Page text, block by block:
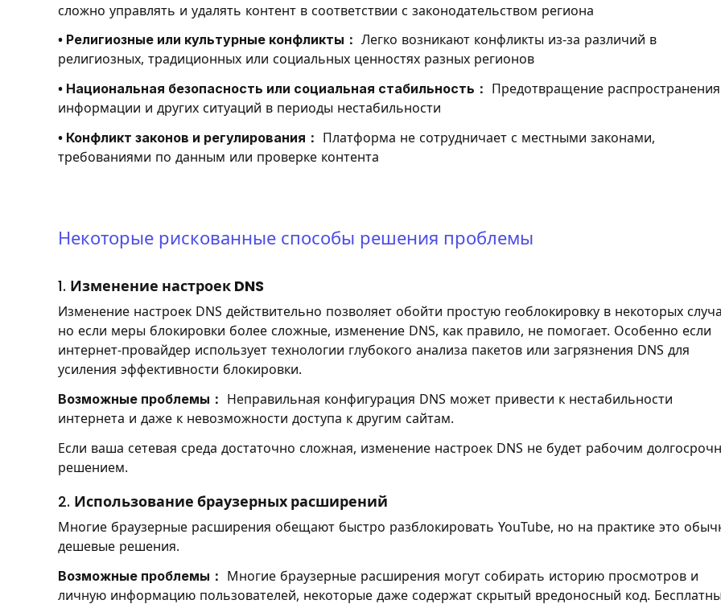
сложно управлять и удалять контент в соответствии с законодательством региона
• Религиозные или культурные конфликты： Легко возникают конфликты из-за различий в
религиозных, традиционных или социальных ценностях разных регионов
• Национальная безопасность или социальная стабильность： Предотвращение распространения
информации и других ситуаций в периоды нестабильности
• Конфликт законов и регулирования： Платформа не сотрудничает с местными законами,
требованиями по данным или проверке контента
Некоторые рискованные способы решения проблемы
1. Изменение настроек DNS
Изменение настроек DNS действительно позволяет обойти простую геоблокировку в некоторых
но если меры блокировки более сложные, изменение DNS, как правило, не помогает. Особенно если
интернет-провайдер использует технологии глубокого анализа пакетов или загрязнения DNS для
усиления эффективности блокировки.
Возможные проблемы： Неправильная конфигурация DNS может привести к нестабильности
интернета и даже к невозможности доступа к другим сайтам.
Если ваша сетевая среда достаточно сложная, изменение настроек DNS не будет рабочим
решением.
2. Использование браузерных расширений
Многие браузерные расширения обещают быстро разблокировать YouTube, но на практике это
дешевые решения.
Возможные проблемы： Многие браузерные расширения могут собирать историю просмотров и
личную информацию пользователей, некоторые даже содержат скрытый вредоносный код.